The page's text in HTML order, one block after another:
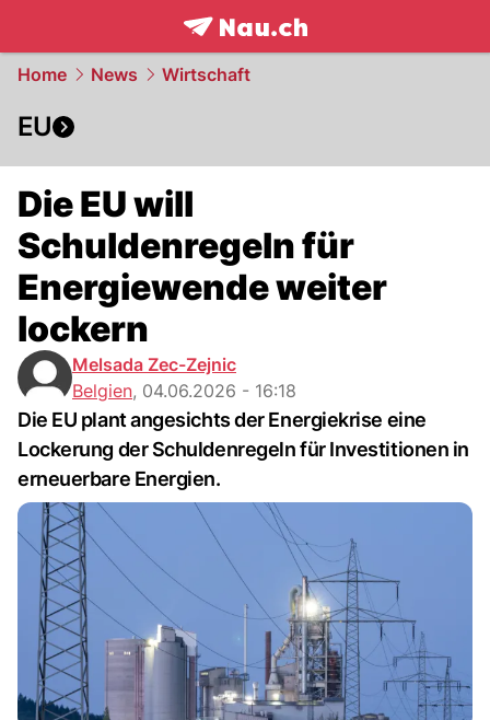
frontpage.NAU.ch
Home News Wirtschaft
EU
Die EU will
Schuldenregeln für
Energiewende weiter
lockern
Melsada Zec-Zejnic
Belgien, 04.06.2026 - 16:18
Die EU plant angesichts der Energiekrise eine
Lockerung der Schuldenregeln für Investitionen in
erneuerbare Energien.